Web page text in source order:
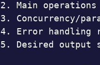
2. Main
3. Concurrency/
4. Error handling
5. Desired output